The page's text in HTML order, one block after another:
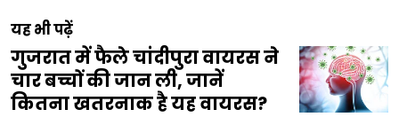
यह भी पढ़ें
गुजरात में फैले चांदीपुरा वायरस ने
चार बच्चों की जान ली, जानें
कितना खतरनाक है यह वायरस?